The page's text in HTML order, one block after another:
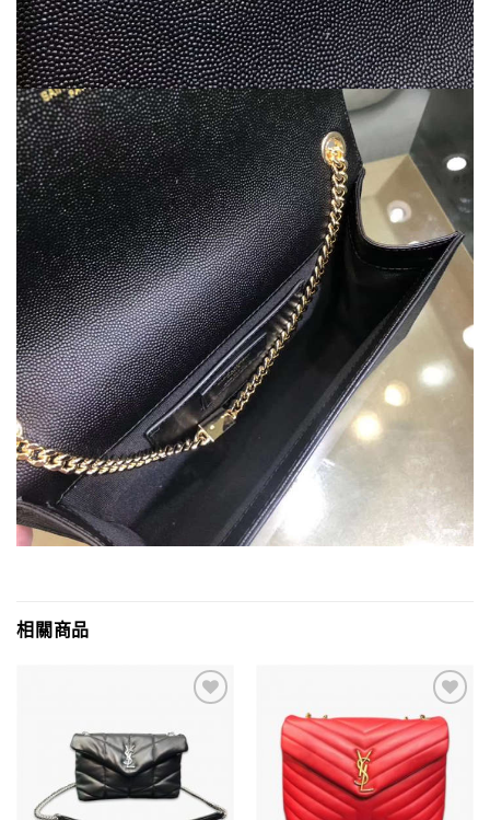
相關商品
wishlist
Add to
wishlist